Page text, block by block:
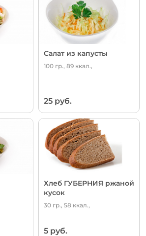
Салат из капусты
100 гр., 89 ккал.,
25 руб.
Хлеб ГУБЕРНИЯ ржаной
кусок
30 гр., 58 ккал.,
5 руб.